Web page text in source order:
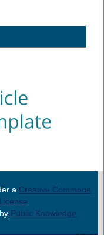
a Creative Commons
Public Knowledge